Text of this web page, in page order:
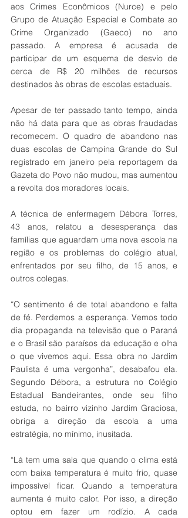
aos Crimes Econômicos (Nurce) e pelo
Grupo de Atuação Especial e Combate ao
Crime Organizado (Gaeco) no ano
passado. A empresa é acusada de
participar de um esquema de desvio de
cerca de R$ 20 milhões de recursos
destinados às obras de escolas estaduais.
Apesar de ter passado tanto tempo, ainda
não há data para que as obras fraudadas
recomecem. O quadro de abandono nas
duas escolas de Campina Grande do Sul
registrado em janeiro pela reportagem da
Gazeta do Povo não mudou, mas aumentou
a revolta dos moradores locais.
A técnica de enfermagem Débora Torres,
43 anos, relatou a desesperança das
famílias que aguardam uma nova escola na
região e os problemas do colégio atual,
enfrentados por seu filho, de 15 anos, e
outros colegas.
“O sentimento é de total abandono e falta
de fé. Perdemos a esperança. Vemos todo
dia propaganda na televisão que o Paraná
e o Brasil são paraísos da educação e olha
o que vivemos aqui. Essa obra no Jardim
Paulista é uma vergonha”, desabafou ela.
Segundo Débora, a estrutura no Colégio
Estadual Bandeirantes, onde seu filho
estuda, no bairro vizinho Jardim Graciosa,
obriga a direção da escola a uma
estratégia, no mínimo, inusitada.
“Lá tem uma sala que quando o clima está
com baixa temperatura é muito frio, quase
impossível ficar. Quando a temperatura
aumenta é muito calor. Por isso, a direção
optou em fazer um rodízio. A cada